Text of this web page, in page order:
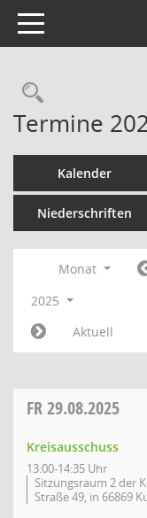
Toggle navigation
Termine
Kalender
Niederschriften
Monat
2025
Aktuell
FR29.08.2025
Kreisausschuss
13:00-14:35 Uhr
Sitzungsraum 2 der
Straße 49, in 66869